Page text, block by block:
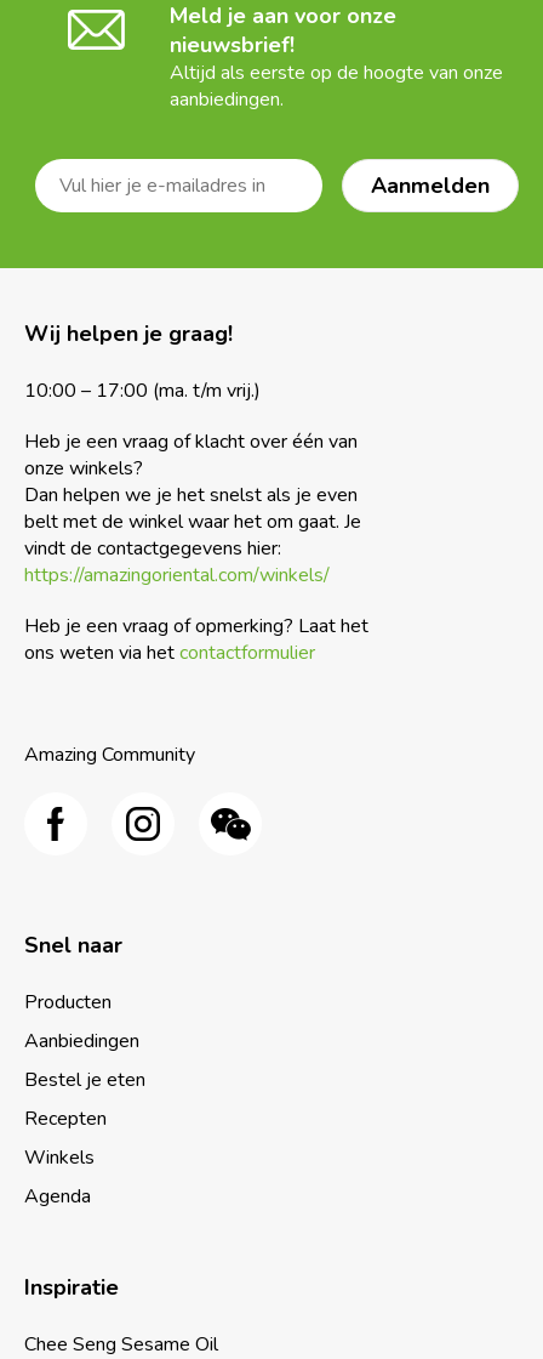
Meld je aan voor onze
nieuwsbrief!
Altijd als eerste op de hoogte van onze
aanbiedingen.
Wij helpen je graag!
10:00 – 17:00 (ma. t/m vrij.)
Heb je een vraag of klacht over één van
onze winkels?
Dan helpen we je het snelst als je even
belt met de winkel waar het om gaat. Je
vindt de contactgegevens hier:
https://amazingoriental.com/winkels/
Heb je een vraag of opmerking? Laat het
ons weten via hetcontactformulier
Amazing Community
Snel naar
Producten
Aanbiedingen
Bestel je eten
Recepten
Winkels
Agenda
Inspiratie
Chee Seng Sesame Oil